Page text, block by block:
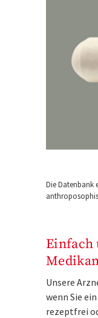
Die Datenbank
Einfach
Unsere
wenn Sie
rezeptfrei